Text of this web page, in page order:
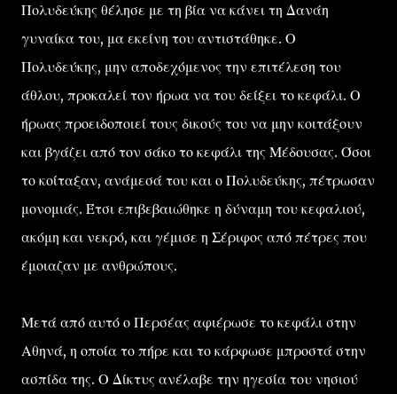
Πολυδεύκης θέλησε με τη βία να κάνει τη Δανάη
γυναίκα του, μα εκείνη του αντιστάθηκε. Ο
Πολυδεύκης, μην αποδεχόμενος την επιτέλεση του
άθλου, προκαλεί τον ήρωα να του δείξει το κεφάλι. Ο
ήρωας προειδοποιεί τους δικούς του να μην κοιτάξουν
και βγάζει από τον σάκο το κεφάλι της Μέδουσας. Όσοι
το κοίταξαν, ανάμεσά του και ο Πολυδεύκης, πέτρωσαν
μονομιάς. Έτσι επιβεβαιώθηκε η δύναμη του κεφαλιού,
ακόμη και νεκρό, και γέμισε η Σέριφος από πέτρες που
έμοιαζαν με ανθρώπους.
Μετά από αυτό ο Περσέας αφιέρωσε το κεφάλι στην
Αθηνά, η οποία το πήρε και το κάρφωσε μπροστά στην
ασπίδα της. Ο Δίκτυς ανέλαβε την ηγεσία του νησιού